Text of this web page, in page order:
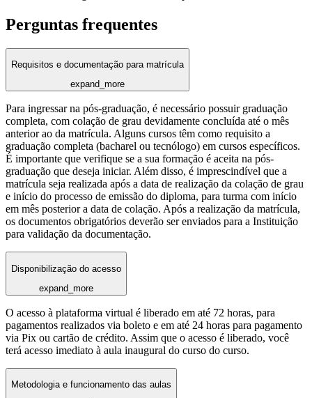
Perguntas frequentes
Requisitos e documentação para matrícula
expand_more
Para ingressar na pós-graduação, é necessário possuir graduação
completa, com colação de grau devidamente concluída até o mês
anterior ao da matrícula. Alguns cursos têm como requisito a
graduação completa (bacharel ou tecnólogo) em cursos específicos.
É importante que verifique se a sua formação é aceita na pós-
graduação que deseja iniciar. Além disso, é imprescindível que a
matrícula seja realizada após a data de realização da colação de grau
e início do processo de emissão do diploma, para turma com início
em mês posterior a data de colação. Após a realização da matrícula,
os documentos obrigatórios deverão ser enviados para a Instituição
para validação da documentação.
Disponibilização do acesso
expand_more
O acesso à plataforma virtual é liberado em até 72 horas, para
pagamentos realizados via boleto e em até 24 horas para pagamento
via Pix ou cartão de crédito. Assim que o acesso é liberado, você
terá acesso imediato à aula inaugural do curso do curso.
Metodologia e funcionamento das aulas